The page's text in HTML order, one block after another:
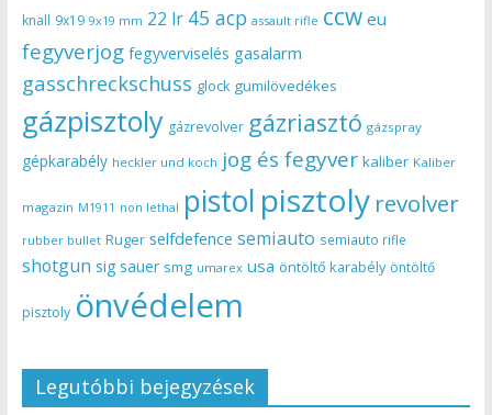
knall 9x19 9x19 mm 22 lr 45 acp assault rifle ccw eu
fegyverjog fegyverviselés gasalarm
gasschreckschuss glock gumilövedékes
gázpisztoly gázrevolver gázriasztó gázspray
gépkarabély heckler und koch jog és fegyver kaliber Kaliber
magazin M1911 non lethal pistol pisztoly revolver
rubber bullet Ruger selfdefence semiauto semiauto rifle
shotgun sig sauer smg umarex usa öntöltő karabély öntöltő
pisztoly önvédelem
Legutóbbi bejegyzések